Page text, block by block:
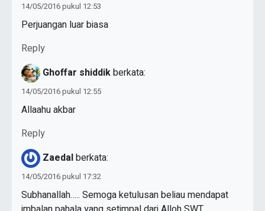
14/05/2016 pukul 12:53
Perjuangan luar biasa
Reply
Ghoffar shiddikberkata:
14/05/2016 pukul 12:55
Allaahu akbar
Reply
Zaedalberkata:
14/05/2016 pukul 17:32
Subhanallah….. Semoga ketulusan beliau mendapat